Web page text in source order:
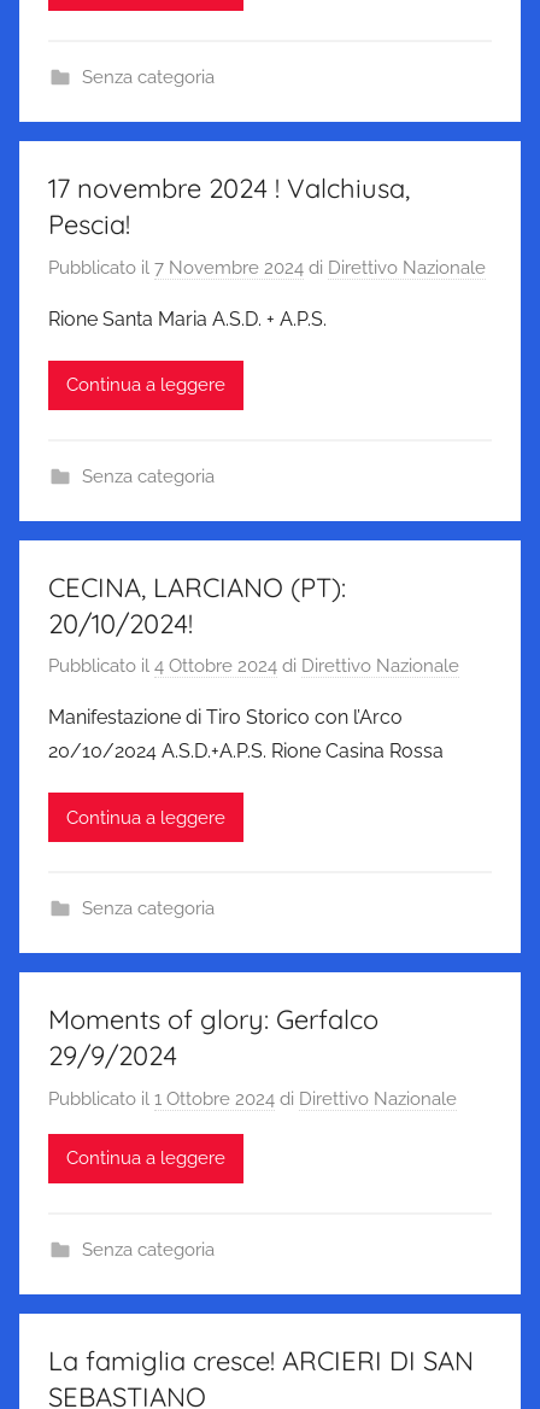
Senza categoria
17 novembre 2024 ! Valchiusa,
Pescia!
Pubblicato il 7 Novembre 2024 di Direttivo Nazionale
Rione Santa Maria A.S.D. + A.P.S.
Continua a leggere
Senza categoria
CECINA, LARCIANO (PT):
20/10/2024!
Pubblicato il 4 Ottobre 2024 di Direttivo Nazionale
Manifestazione di Tiro Storico con l’Arco
20/10/2024 A.S.D.+A.P.S. Rione Casina Rossa
Continua a leggere
Senza categoria
Moments of glory: Gerfalco
29/9/2024
Pubblicato il 1 Ottobre 2024 di Direttivo Nazionale
Continua a leggere
Senza categoria
La famiglia cresce! ARCIERI DI SAN
SEBASTIANO